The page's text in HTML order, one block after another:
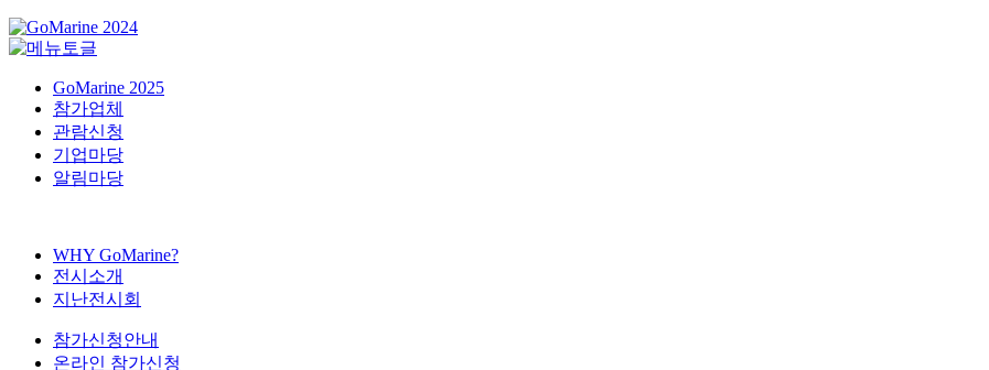
GoMarine 2025
참가업체
관람신청
기업마당
알림마당
WHY GoMarine?
전시소개
지난전시회
참가신청안내
온라인 참가신청